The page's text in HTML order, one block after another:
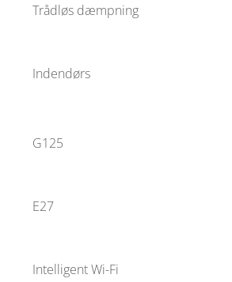
Trådløs dæmpning
Indendørs
G125
E27
Intelligent Wi-Fi